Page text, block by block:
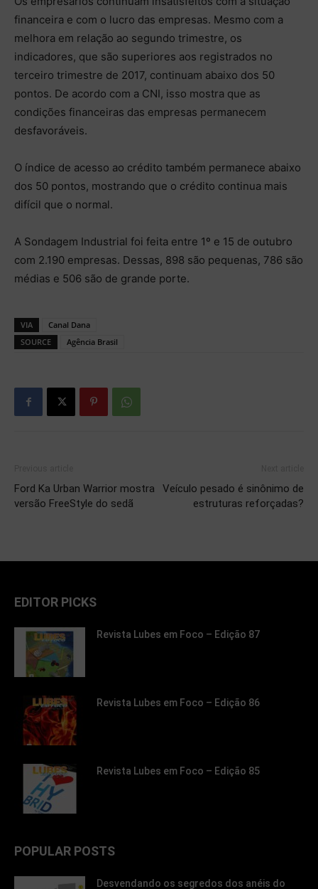
financeira e com o lucro das empresas. Mesmo com a
melhora em relação ao segundo trimestre, os
indicadores, que são superiores aos registrados no
terceiro trimestre de 2017, continuam abaixo dos 50
pontos. De acordo com a CNI, isso mostra que as
condições financeiras das empresas permanecem
desfavoráveis.
O índice de acesso ao crédito também permanece abaixo
dos 50 pontos, mostrando que o crédito continua mais
difícil que o normal.
A Sondagem Industrial foi feita entre 1º e 15 de outubro
com 2.190 empresas. Dessas, 898 são pequenas, 786 são
médias e 506 são de grande porte.
VIA
Canal Dana
SOURCE
Agência Brasil
Ford Ka Urban Warrior mostra
versão FreeStyle do sedã
Veículo pesado é sinônimo de
estruturas reforçadas?
EDITOR PICKS
Revista Lubes em Foco – Edição 87
Revista Lubes em Foco – Edição 86
Revista Lubes em Foco – Edição 85
POPULAR POSTS
Desvendando os segredos dos anéis do